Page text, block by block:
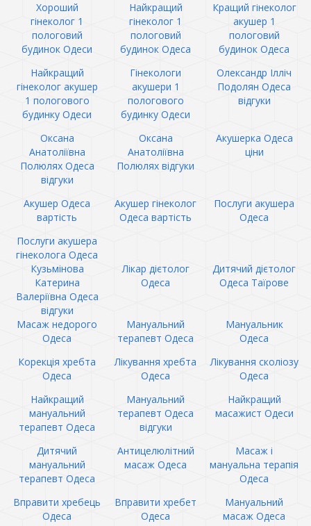
Хороший
гінеколог 1
пологовий
будинок Одеси
Найкращий
гінеколог 1
пологовий
будинок Одеса
Кращий гінеколог
акушер 1
пологовий
будинок Одеса
Найкращий
гінеколог акушер
1 пологового
будинку Одеси
Гінекологи
акушери 1
пологового
будинку Одеси
Олександр Ілліч
Подолян Одеса
відгуки
Оксана
Анатоліївна
Полюлях Одеса
відгуки
Оксана
Анатоліївна
Полюлях відгуки
Акушерка Одеса
ціни
Акушер Одеса
вартість
Акушер гінеколог
Одеса вартість
Послуги акушера
Одеса
Послуги акушера
гінеколога Одеса
Кузьмінова
Катерина
Валеріївна Одеса
відгуки
Лікар дієтолог
Одеса
Дитячий дієтолог
Одеса Таїрове
Масаж недорого
Одеса
Мануальний
терапевт Одеса
Мануальник
Одеса
Корекція хребта
Одеса
Лікування хребта
Одеса
Лікування сколіозу
Одеса
Найкращий
мануальний
терапевт Одеса
Мануальний
терапевт Одеса
відгуки
Найкращий
масажист Одеси
Дитячий
мануальний
терапевт Одеса
Антицелюлітний
масаж Одеса
Масаж і
мануальна терапія
Одеса
Вправити хребець
Одеса
Вправити хребет
Одеса
Мануальний
масаж Одеса